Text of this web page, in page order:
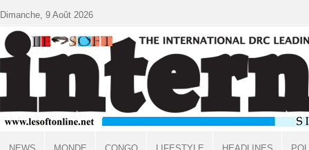
Dimanche, 9 Août 2026